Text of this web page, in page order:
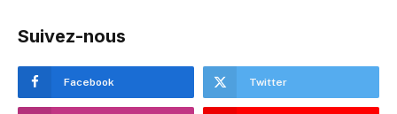
Suivez-nous
Facebook Twitter